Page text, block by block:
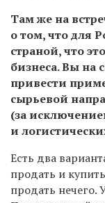
Там же на
о том, что для
страной, что
бизнеса. Вы на
привести
сырьевой
(за
и
Есть два
продать и
продать нечего.